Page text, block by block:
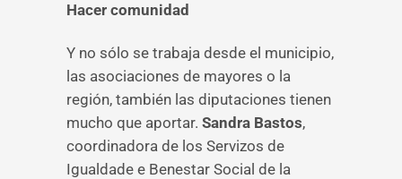
Hacer comunidad
Y no sólo se trabaja desde el municipio,
las asociaciones de mayores o la
región, también las diputaciones tienen
mucho que aportar. Sandra Bastos,
coordinadora de los Servizos de
Igualdade e Benestar Social de la